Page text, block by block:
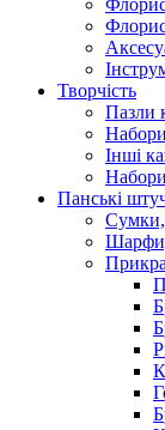
Творчість
Пазли
Інші
Набори
Панські
Сумки,